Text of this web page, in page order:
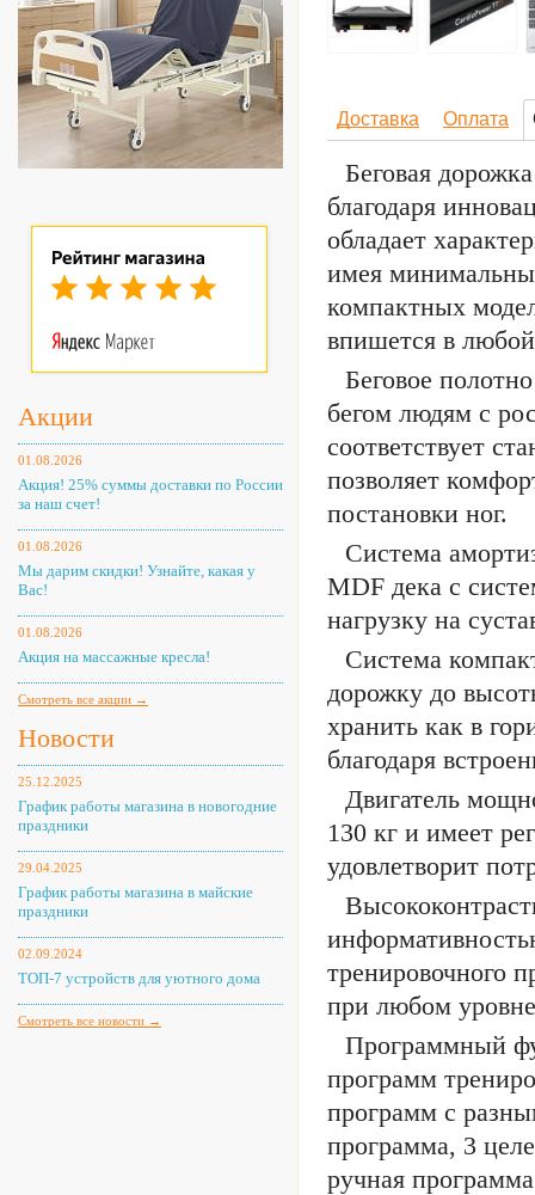
Акции
01.08.2026
Акция! 25% суммы доставки по России
за наш счет!
01.08.2026
Мы дарим скидки! Узнайте, какая у
Вас!
01.08.2026
Акция на массажные кресла!
Смотреть все акции →
Новости
25.12.2025
График работы магазина в новогодние
праздники
29.04.2025
График работы магазина в майские
праздники
02.09.2024
ТОП-7 устройств для уютного дома
Смотреть все новости →
Доставка Оплата
Беговая
благодаря
обладает
имея
компактных
впишется в
Беговое
бегом людям с
соответствует
позволяет
постановки ног.
Система
MDF дека с
нагрузку на
Система
дорожку до
хранить как в
благодаря
Двигатель
130 кг и имеет
удовлетворит
тренировочного
при любом
Программный
программ
программ с
программа, 3
ручная